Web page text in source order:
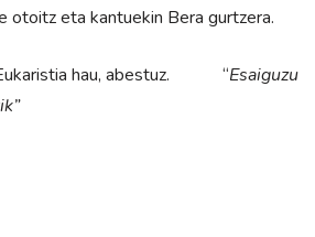
otoitz eta kantuekin Bera gurtzera.
hau, abestuz. “Esaiguzu